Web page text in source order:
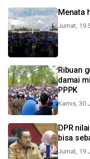
Menata
Jumat, 19
Ribuan
damai
PPPK
Kamis, 30
DPR
bisa
Jumat, 19